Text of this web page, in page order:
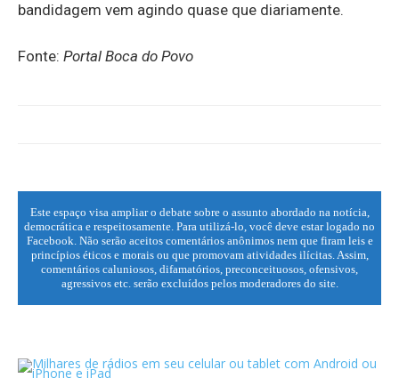
bandidagem vem agindo quase que diariamente.
Fonte: Portal Boca do Povo
Este espaço visa ampliar o debate sobre o assunto abordado na notícia,
democrática e respeitosamente. Para utilizá-lo, você deve estar logado no
Facebook. Não serão aceitos comentários anônimos nem que firam leis e
princípios éticos e morais ou que promovam atividades ilícitas. Assim,
comentários caluniosos, difamatórios, preconceituosos, ofensivos,
agressivos etc. serão excluídos pelos moderadores do site.